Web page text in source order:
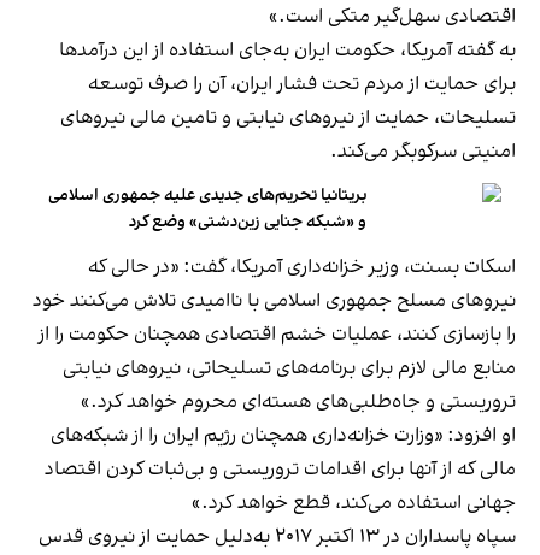
اقتصادی سهل‌گیر متکی است.»
به گفته آمریکا، حکومت ایران به‌جای استفاده از این درآمدها
برای حمایت از مردم تحت فشار ایران، آن را صرف توسعه
تسلیحات، حمایت از نیروهای نیابتی و تامین مالی نیروهای
امنیتی سرکوبگر می‌کند.
بریتانیا تحریم‌های جدیدی علیه جمهوری اسلامی
و «شبکه جنایی زین‌دشتی» وضع کرد
اسکات بسنت، وزیر خزانه‌داری آمریکا، گفت: «در حالی که
نیروهای مسلح جمهوری اسلامی با ناامیدی تلاش می‌کنند خود
را بازسازی کنند، عملیات خشم اقتصادی همچنان حکومت را از
منابع مالی لازم برای برنامه‌های تسلیحاتی، نیروهای نیابتی
تروریستی و جاه‌طلبی‌های هسته‌ای محروم خواهد کرد.»
او افزود: «وزارت خزانه‌داری همچنان رژیم ایران را از شبکه‌های
مالی‌ که از آنها برای اقدامات تروریستی و بی‌ثبات کردن اقتصاد
جهانی استفاده می‌کند، قطع خواهد کرد.»
سپاه پاسداران در ۱۳ اکتبر ۲۰۱۷ به‌دلیل حمایت از نیروی قدس